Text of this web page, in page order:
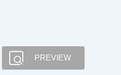
PREVIEW